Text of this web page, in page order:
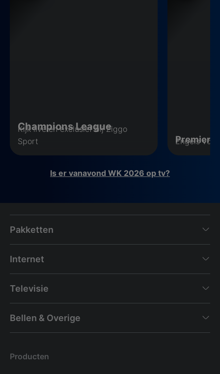
Champions League
Kijk live en exclusief bij Ziggo
Sport
Premier
Engels
Is er vanavond WK 2026 op tv?
Pakketten
Internet
Televisie
Bellen & Overige
Producten